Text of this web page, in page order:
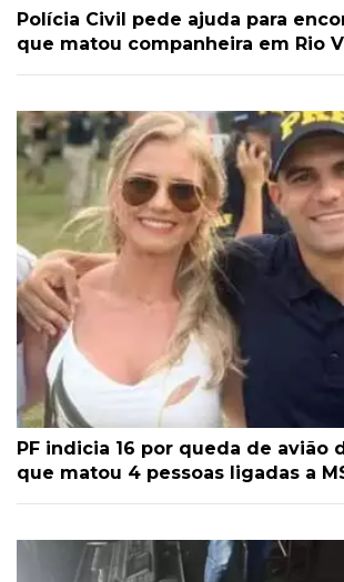
Polícia Civil pede ajuda para
que matou companheira em Rio
PF indicia 16 por queda de avião
que matou 4 pessoas ligadas a